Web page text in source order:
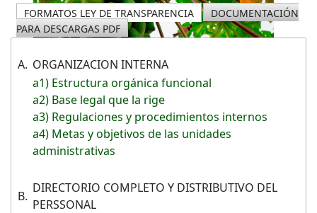
FORMATOS LEY DE TRANSPARENCIA
DOCUMENTACIÓN
PARA DESCARGAS PDF
A. ORGANIZACION INTERNA
a1) Estructura orgánica funcional
a2) Base legal que la rige
a3) Regulaciones y procedimientos internos
a4) Metas y objetivos de las unidades
administrativas
B.
DIRECTORIO COMPLETO Y DISTRIBUTIVO DEL
PERSSONAL